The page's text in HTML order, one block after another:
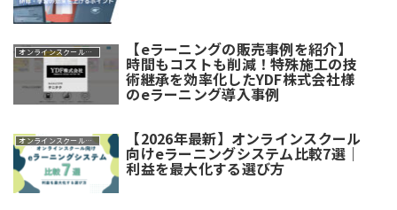
オンラインスクール・講座 【eラーニングの販売事例を紹介】
時間もコストも削減！特殊施工の技
術継承を効率化したYDF株式会社様
のeラーニング導入事例
オンラインスクール・講座 【2026年最新】オンラインスクール
向けeラーニングシステム比較7選｜
利益を最大化する選び方